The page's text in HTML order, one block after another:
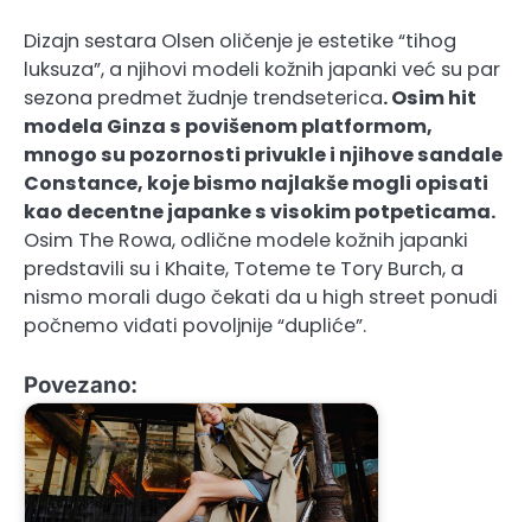
Dizajn sestara Olsen oličenje je estetike “tihog
luksuza”, a njihovi modeli kožnih japanki već su par
sezona predmet žudnje trendseterica. Osim hit
modela Ginza s povišenom platformom,
mnogo su pozornosti privukle i njihove sandale
Constance, koje bismo najlakše mogli opisati
kao decentne japanke s visokim potpeticama.
Osim The Rowa, odlične modele kožnih japanki
predstavili su i Khaite, Toteme te Tory Burch, a
nismo morali dugo čekati da u high street ponudi
počnemo viđati povoljnije “dupliće”.
Povezano: